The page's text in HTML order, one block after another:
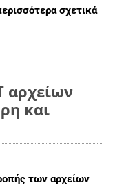
σχετικά
αρχείων
και
των αρχείων